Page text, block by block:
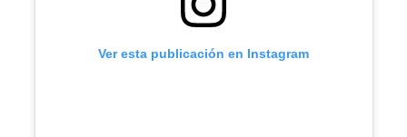
Ver esta publicación en Instagram